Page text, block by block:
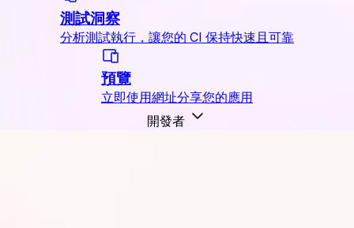
測試洞察
分析測試執行，讓您的 CI 保持快速且可靠
預覽
立即使用網址分享您的應用
開發者